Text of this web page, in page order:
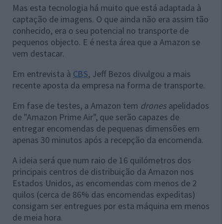
Mas esta tecnologia há muito que está adaptada à
captação de imagens. O que ainda não era assim tão
conhecido, era o seu potencial no transporte de
pequenos objecto. E é nesta área que a Amazon se
vem destacar.
Em entrevista à CBS, Jeff Bezos divulgou a mais
recente aposta da empresa na forma de transporte.
Em fase de testes, a Amazon tem drones apelidados
de "Amazon Prime Air", que serão capazes de
entregar encomendas de pequenas dimensões em
apenas 30 minutos após a recepção da encomenda.
A ideia será que num raio de 16 quilómetros dos
principais centros de distribuição da Amazon nos
Estados Unidos, as encomendas com menos de 2
quilos (cerca de 86% das encomendas expeditas)
consigam ser entregues por esta máquina em menos
de meia hora.